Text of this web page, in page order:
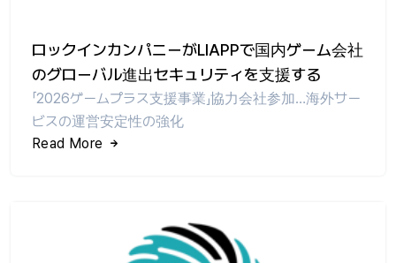
ロックインカンパニーがLIAPPで国内ゲーム会社
のグローバル進出セキュリティを支援する
「2026ゲームプラス支援事業」協力会社参加…海外サー
ビスの運営安定性の強化
Read More